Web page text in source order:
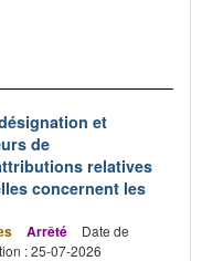
et
de
relatives
concernent les
Arrêté
Date de
: 25-07-2026